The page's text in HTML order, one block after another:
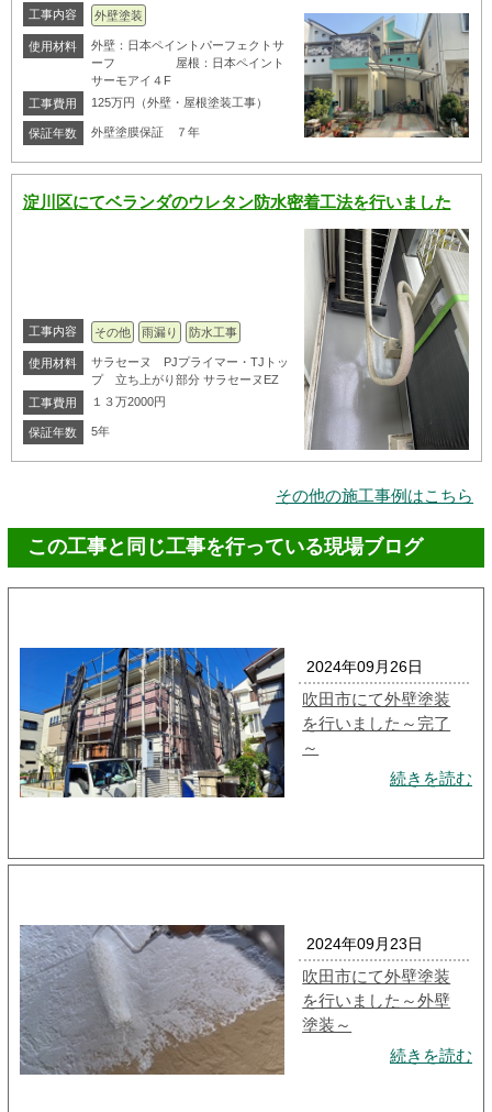
工事内容 外壁塗装
使用材料
外壁：日本ペイントパーフェクトサ
ーフ 屋根：日本ペイント
サーモアイ４F
工事費用
125万円（外壁・屋根塗装工事）
保証年数 外壁塗膜保証 ７年
淀川区にてベランダのウレタン防水密着工法を行いました
工事内容 その他 雨漏り 防水工事
使用材料
サラセーヌ PJプライマー・TJトッ
プ 立ち上がり部分 サラセーヌEZ
工事費用
１３万2000円
保証年数 5年
その他の施工事例はこちら
この工事と同じ工事を行っている現場ブログ
2024年09月26日
吹田市にて外壁塗装
を行いました～完了
～
続きを読む
2024年09月23日
吹田市にて外壁塗装
を行いました～外壁
塗装～
続きを読む